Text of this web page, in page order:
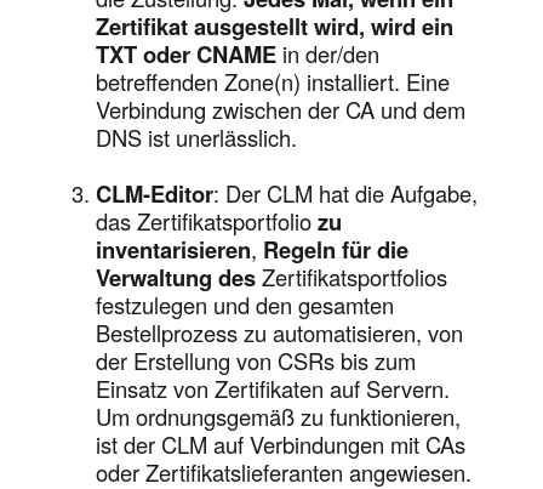
Zertifikat ausgestellt wird, wird ein
TXT oder CNAME in der/den
betreffenden Zone(n) installiert. Eine
Verbindung zwischen der CA und dem
DNS ist unerlässlich.
CLM-Editor: Der CLM hat die Aufgabe,
das Zertifikatsportfoliozu
inventarisieren, Regeln für die
Verwaltung desZertifikatsportfolios
festzulegen und den gesamten
Bestellprozess zu automatisieren, von
der Erstellung von CSRs bis zum
Einsatz von Zertifikaten auf Servern.
Um ordnungsgemäß zu funktionieren,
ist der CLM auf Verbindungen mit CAs
oder Zertifikatslieferanten angewiesen.